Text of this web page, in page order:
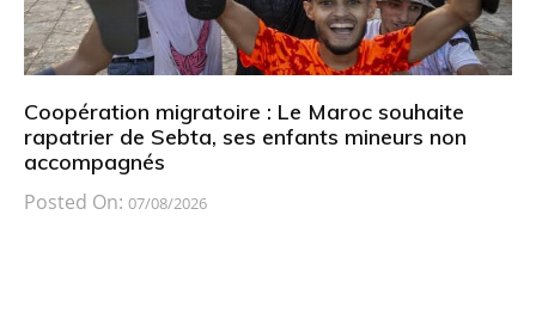
Coopération migratoire : Le Maroc souhaite
rapatrier de Sebta, ses enfants mineurs non
accompagnés
Posted On: 07/08/2026